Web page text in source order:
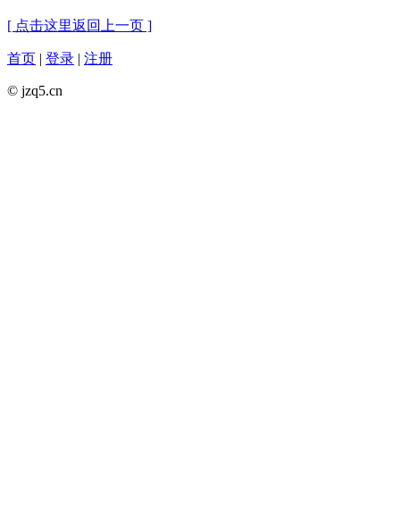
[ 点击这里返回上一页 ]
首页 | 登录 | 注册
© jzq5.cn